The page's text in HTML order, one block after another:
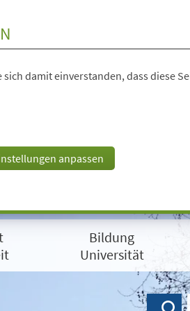
damit einverstanden, dass diese
anpassen
Bildung
Universität